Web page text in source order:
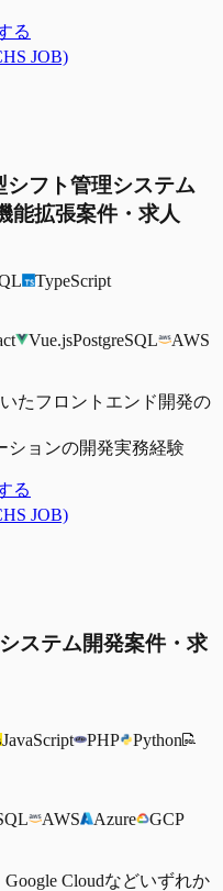
る
JOB)
フト管理システム
能拡張案件・求人
TypeScript
Vue.jsPostgreSQL AWS
たフロントエンド開発の
ションの開発実務経験
る
JOB)
ステム開発案件・求
JavaScript PHP
Python
AWS Azure GCP
Google Cloudなどいずれか